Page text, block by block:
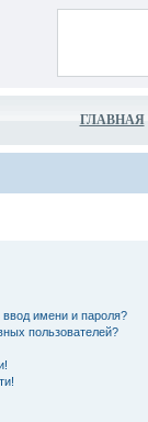
ГЛАВНАЯ
имени и пароля?
пользователей?